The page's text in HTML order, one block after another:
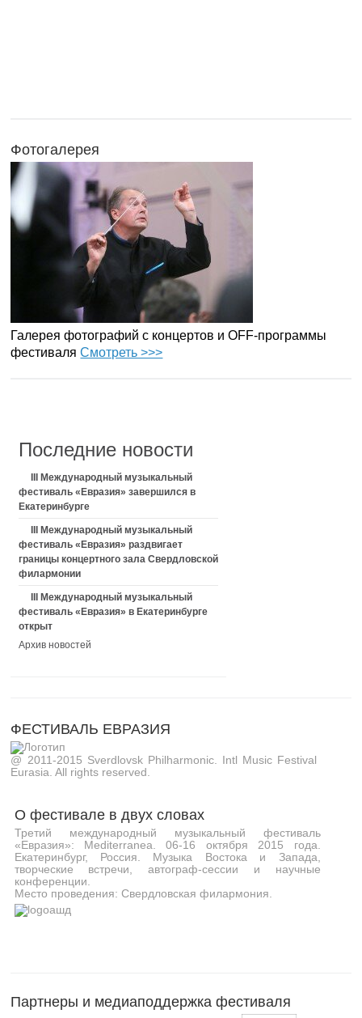
Фотогалерея
Галерея фотографий с концертов и OFF-программы
фестиваляСмотреть >>>
Последние новости
III Международный музыкальный
фестиваль «Евразия» завершился в
Екатеринбурге
III Международный музыкальный
фестиваль «Евразия» раздвигает
границы концертного зала Свердловской
филармонии
III Международный музыкальный
фестиваль «Евразия» в Екатеринбурге
открыт
Архив новостей
ФЕСТИВАЛЬ ЕВРАЗИЯ
@ 2011-2015 Sverdlovsk Philharmonic. Intl Music Festival
Eurasia. All rights reserved.
О фестивале в двух словах
Третий международный музыкальный фестиваль
«Евразия»: Mediterranea. 06-16 октября 2015 года.
Екатеринбург, Россия. Музыка Востока и Запада,
творческие встречи, автограф-сессии и научные
конференции.
Место проведения: Свердловская филармония.
Партнеры и медиаподдержка фестиваля